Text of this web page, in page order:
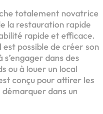
totalement novatrice
la restauration rapide
rapide et efficace.
possible de créer son
dans des
ou à louer un local
conçu pour attirer les
dans un